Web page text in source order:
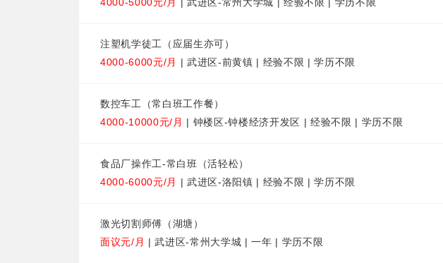
4000-5000元/月 | 武进区-常州大学城 | 经验不限 | 学历不限
注塑机学徒工（应届生亦可）
4000-6000元/月 | 武进区-前黄镇 | 经验不限 | 学历不限
数控车工（常白班工作餐）
4000-10000元/月 | 钟楼区-钟楼经济开发区 | 经验不限 | 学历不限
食品厂操作工-常白班（活轻松）
4000-6000元/月 | 武进区-洛阳镇 | 经验不限 | 学历不限
激光切割师傅（湖塘）
面议元/月 | 武进区-常州大学城 | 一年 | 学历不限